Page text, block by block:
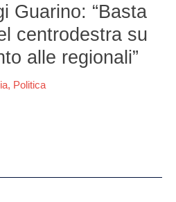
Guarino: “Basta
centrodestra su
alle regionali”
, Politica